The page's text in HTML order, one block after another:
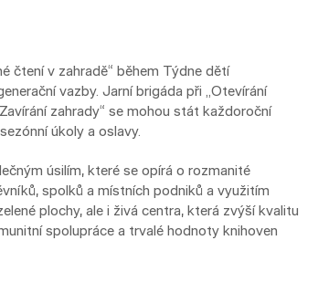
čtení v zahradě“ během Týdne dětí
vazby. Jarní brigáda při „Otevírání
zahrady“ se mohou stát každoroční
úkoly a oslavy.
úsilím, které se opírá o rozmanité
spolků a místních podniků a využitím
plochy, ale i živá centra, která zvýší kvalitu
spolupráce a trvalé hodnoty knihoven